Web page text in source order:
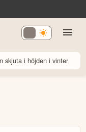
skjuta i höjden i vinter